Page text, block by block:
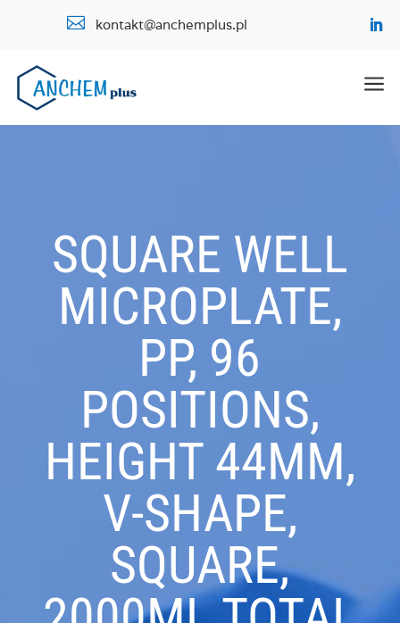
 kontakt@anchemplus.pl
a
SQUARE WELL
MICROPLATE,
PP, 96
POSITIONS,
HEIGHT 44MM,
V-SHAPE,
SQUARE,